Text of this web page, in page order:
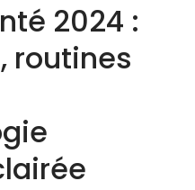
2024 :
routines